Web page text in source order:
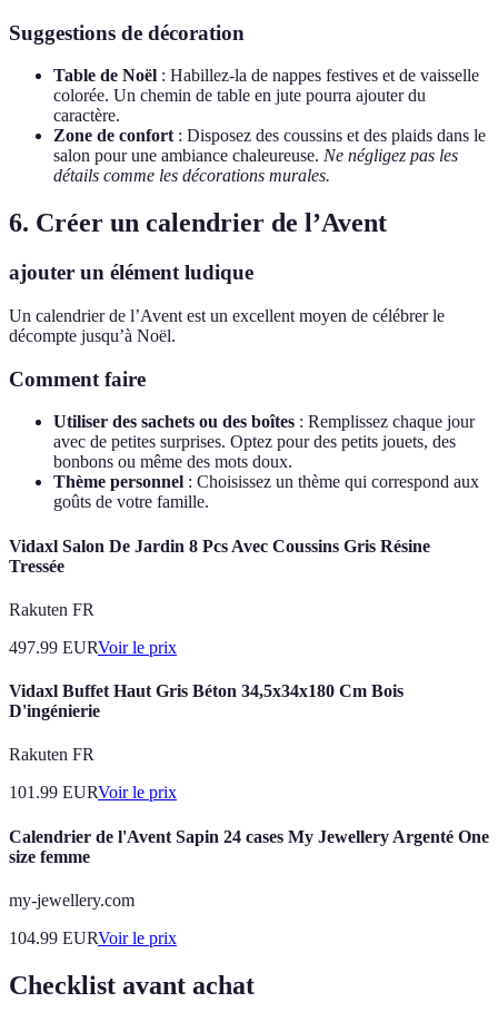
Suggestions de décoration
Table de Noël : Habillez-la de nappes festives et de vaisselle
colorée. Un chemin de table en jute pourra ajouter du
caractère.
Zone de confort : Disposez des coussins et des plaids dans le
salon pour une ambiance chaleureuse. Ne négligez pas les
détails comme les décorations murales.
6. Créer un calendrier de l’Avent
ajouter un élément ludique
Un calendrier de l’Avent est un excellent moyen de célébrer le
décompte jusqu’à Noël.
Comment faire
Utiliser des sachets ou des boîtes : Remplissez chaque jour
avec de petites surprises. Optez pour des petits jouets, des
bonbons ou même des mots doux.
Thème personnel : Choisissez un thème qui correspond aux
goûts de votre famille.
Vidaxl Salon De Jardin 8 Pcs Avec Coussins Gris Résine
Tressée
Rakuten FR
497.99 EURVoir le prix
Vidaxl Buffet Haut Gris Béton 34,5x34x180 Cm Bois
D'ingénierie
Rakuten FR
101.99 EURVoir le prix
Calendrier de l'Avent Sapin 24 cases My Jewellery Argenté One
size femme
my-jewellery.com
104.99 EURVoir le prix
Checklist avant achat